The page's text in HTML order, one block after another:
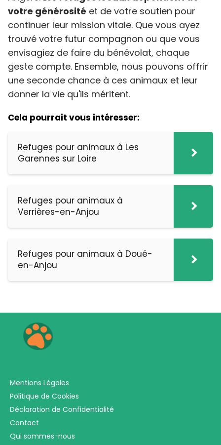
votre générosité et de votre soutien pour
continuer leur mission vitale. Que vous ayez
trouvé votre futur compagnon ou que vous
envisagiez de faire du bénévolat, chaque
geste compte. Ensemble, nous pouvons offrir
une seconde chance à ces animaux et leur
donner la vie qu'ils méritent.
Cela pourrait vous intéresser:
Refuges pour animaux à Les
Garennes sur Loire
Refuges pour animaux à
Verrières-en-Anjou
Refuges pour animaux à Doué-
en-Anjou
Mentions Légales
Politique de Cookies
Déclaration de Confidentialité
Contact
Qui sommes-nous